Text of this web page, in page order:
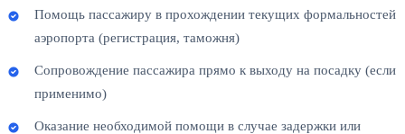
Помощь пассажиру в прохождении текущих формальностей
аэропорта (регистрация, таможня)
Сопровождение пассажира прямо к выходу на посадку (если
применимо)
Оказание необходимой помощи в случае задержки или